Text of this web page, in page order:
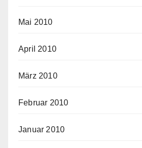
Mai 2010
April 2010
März 2010
Februar 2010
Januar 2010